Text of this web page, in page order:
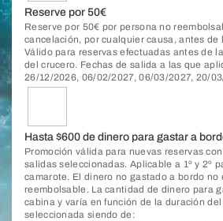
Reserve por 50€
Reserve por 50€ por persona no
cancelación, por cualquier causa, antes de
Válido para reservas efectuadas antes de
del crucero. Fechas de salida a las que
26/12/2026, 06/02/2027, 06/03/2027, 20/
Hasta $600 de dinero para gastar a
Promoción válida para nuevas reservas
salidas seleccionadas. Aplicable a 1º y 2º
camarote. El dinero no gastado a bordo no
reembolsable. La cantidad de dinero para
cabina y varía en función de la duración
seleccionada siendo de: